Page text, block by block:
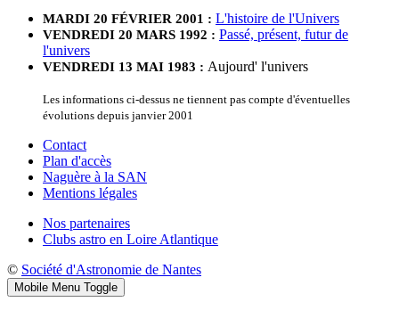
MARDI 20 FÉVRIER 2001 : L'histoire de l'Univers
VENDREDI 20 MARS 1992 : Passé, présent, futur de
l'univers
VENDREDI 13 MAI 1983 : Aujourd' l'univers
Les informations ci-dessus ne tiennent pas compte d'éventuelles
évolutions depuis janvier 2001
Contact
Plan d'accès
Naguère à la SAN
Mentions légales
Nos partenaires
Clubs astro en Loire Atlantique
© Société d'Astronomie de Nantes
Mobile Menu Toggle